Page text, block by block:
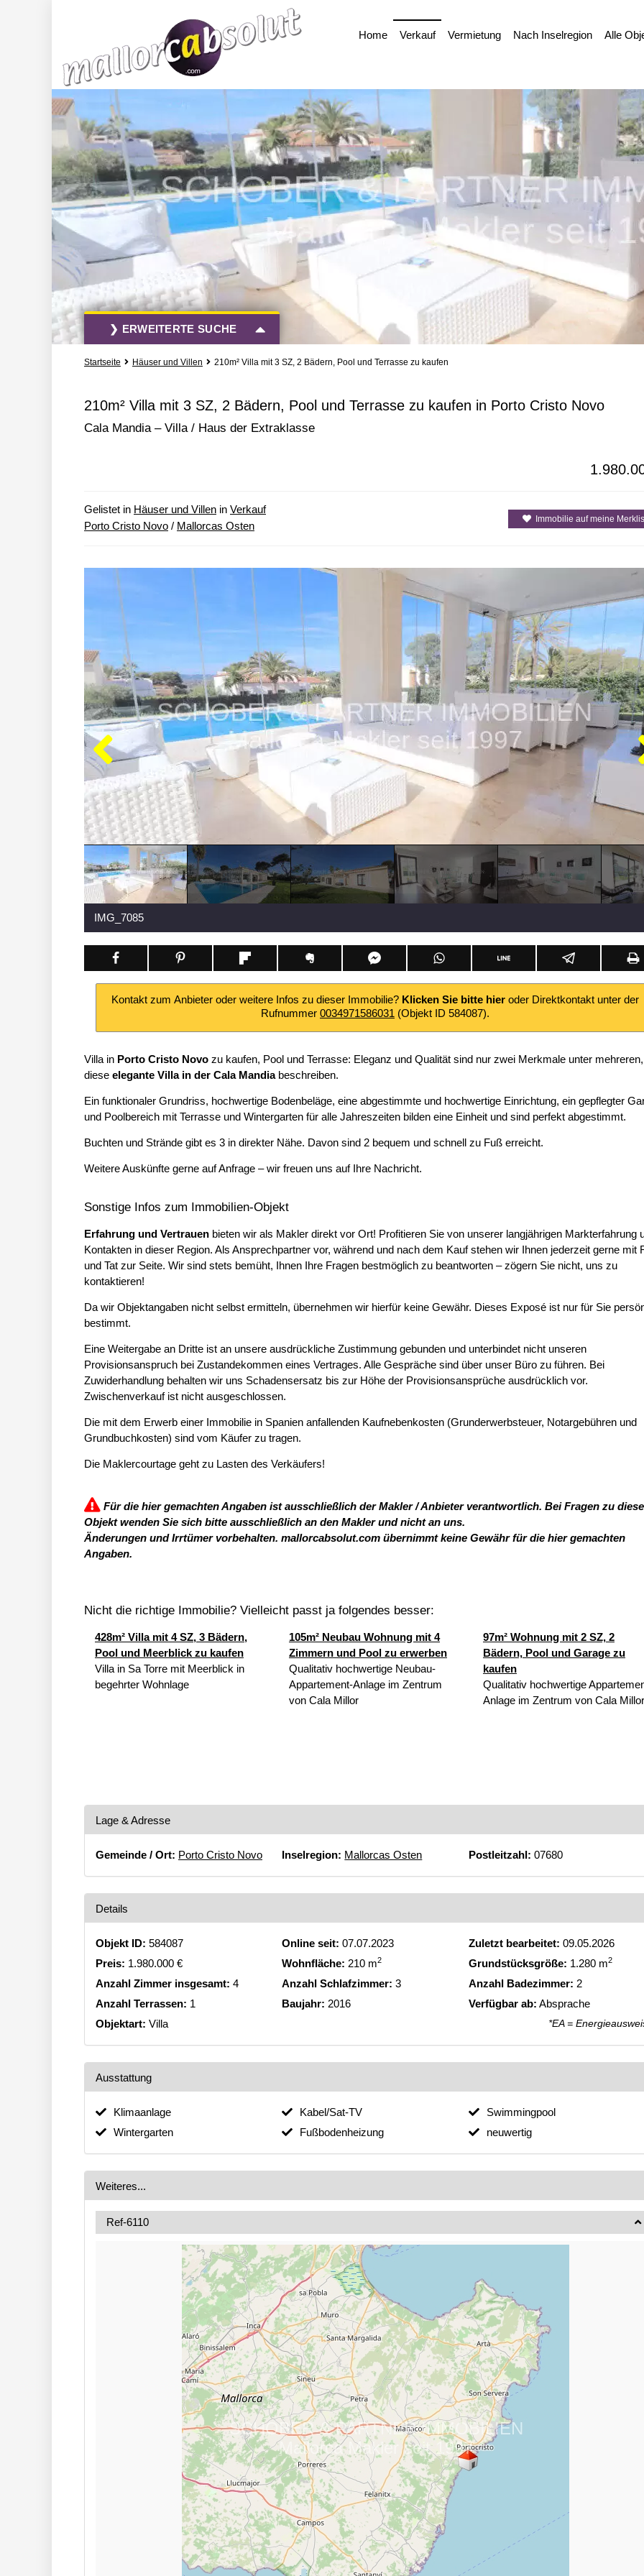
Home Verkauf Vermietung Nach Inselregion Alle
❯ ERWEITERTE SUCHE
Vermietung und Verkauf Alle Immobilienarten
» mehr Such-Optionen
Startseite Häuser und Villen 210m² Villa mit 3 SZ, 2 Bädern, Pool und Terrasse zu kaufen
210m² Villa mit 3 SZ, 2 Bädern, Pool und Terrasse zu kaufen in Porto Cristo Novo
Cala Mandia – Villa / Haus der Extraklasse
Gelistet in Häuser und Villen in Verkauf
Porto Cristo Novo / Mallorcas Osten
Immobilie auf meine
IMG_7085
Kontakt zum Anbieter oder weitere Infos zu dieser Immobilie? Klicken Sie bitte hier oder Direktkontakt unter der
Rufnummer 0034971586031 (Objekt ID 584087).
Villa in Porto Cristo Novo zu kaufen, Pool und Terrasse: Eleganz und Qualität sind nur zwei Merkmale unter
diese elegante Villa in der Cala Mandiabeschreiben.
Ein funktionaler Grundriss, hochwertige Bodenbeläge, eine abgestimmte und hochwertige Einrichtung, ein gepflegter
und Poolbereich mit Terrasse und Wintergarten für alle Jahreszeiten bilden eine Einheit und sind perfekt abgestimmt.
Buchten und Strände gibt es 3 in direkter Nähe. Davon sind 2 bequem und schnell zu Fuß erreicht.
Weitere Auskünfte gerne auf Anfrage – wir freuen uns auf Ihre Nachricht.
Sonstige Infos zum Immobilien-Objekt
Erfahrung und Vertrauen bieten wir als Makler direkt vor Ort! Profitieren Sie von unserer langjährigen Markterfahrung
Kontakten in dieser Region. Als Ansprechpartner vor, während und nach dem Kauf stehen wir Ihnen jederzeit gerne mit
und Tat zur Seite. Wir sind stets bemüht, Ihnen Ihre Fragen bestmöglich zu beantworten – zögern Sie nicht, uns zu
kontaktieren!
Da wir Objektangaben nicht selbst ermitteln, übernehmen wir hierfür keine Gewähr. Dieses Exposé ist nur für Sie
bestimmt.
Eine Weitergabe an Dritte ist an unsere ausdrückliche Zustimmung gebunden und unterbindet nicht unseren
Provisionsanspruch bei Zustandekommen eines Vertrages. Alle Gespräche sind über unser Büro zu führen. Bei
Zuwiderhandlung behalten wir uns Schadensersatz bis zur Höhe der Provisionsansprüche ausdrücklich vor.
Zwischenverkauf ist nicht ausgeschlossen.
Die mit dem Erwerb einer Immobilie in Spanien anfallenden Kaufnebenkosten (Grunderwerbsteuer, Notargebühren und
Grundbuchkosten) sind vom Käufer zu tragen.
Die Maklercourtage geht zu Lasten des Verkäufers!
Für die hier gemachten Angaben ist ausschließlich der Makler / Anbieter verantwortlich. Bei Fragen zu
Objekt wenden Sie sich bitte ausschließlich an den Makler und nicht an uns.
Änderungen und Irrtümer vorbehalten. mallorcabsolut.com übernimmt keine Gewähr für die hier gemachten
Angaben.
Nicht die richtige Immobilie? Vielleicht passt ja folgendes besser:
428m² Villa mit 4 SZ, 3 Bädern,
Pool und Meerblick zu kaufen
Villa in Sa Torre mit Meerblick in
begehrter Wohnlage
105m² Neubau Wohnung mit 4
Zimmern und Pool zu erwerben
Qualitativ hochwertige Neubau-
Appartement-Anlage im Zentrum
von Cala Millor
97m² Wohnung mit 2 SZ, 2
Bädern, Pool und Garage zu
kaufen
Qualitativ hochwertige
Anlage im Zentrum von Cala Millor
Lage & Adresse
Gemeinde / Ort: Porto Cristo Novo Inselregion: Mallorcas Osten Postleitzahl: 07680
Details
Objekt ID: 584087 Online seit: 07.07.2023 Zuletzt bearbeitet: 09.05.2026
Preis: 1.980.000 € Wohnfläche: 210 m2 Grundstücksgröße: 1.280 m2
Anzahl Zimmer insgesamt: 4 Anzahl Schlafzimmer: 3 Anzahl Badezimmer: 2
Anzahl Terrassen: 1 Baujahr: 2016 Verfügbar ab: Absprache
Objektart: Villa *EA =
Ausstattung
Klimaanlage Kabel/Sat-TV
Swimmingpool
Wintergarten
Fußbodenheizung neuwertig
Weiteres...
Ref-6110